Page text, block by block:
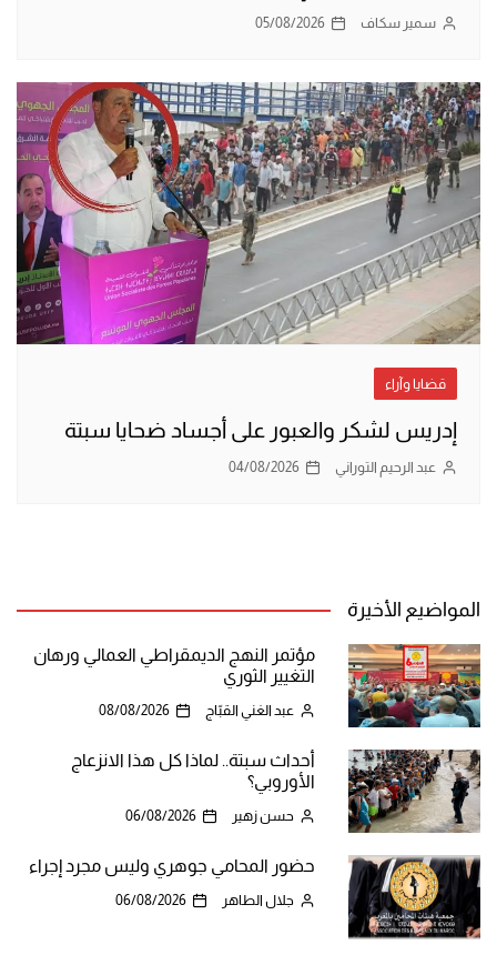
سمير سكاف 05/08/2026
قضايا وآراء
إدريس لشكر والعبور على أجساد ضحايا سبتة
عبد الرحيم التوراني 04/08/2026
المواضيع الأخيرة
مؤتمر النهج الديمقراطي العمالي ورهان
التغيير الثوري
عبد الغني القبّاج 08/08/2026
أحداث سبتة.. لماذا كل هذا الانزعاج
الأوروبي؟
حسن زهير 06/08/2026
حضور المحامي جوهري وليس مجرد إجراء
جلال الطاهر 06/08/2026